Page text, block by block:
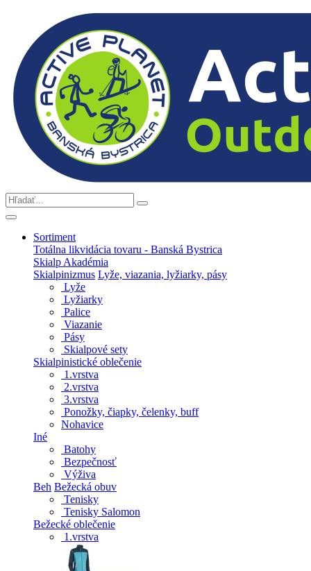
Sortiment
Totálna likvidácia tovaru - Banská Bystrica
Skialp Akadémia
Skialpinizmus Lyže, viazania, lyžiarky, pásy
Lyže
Lyžiarky
Palice
Viazanie
Pásy
Skialpové sety
Skialpinistické oblečenie
1.vrstva
2.vrstva
3.vrstva
Ponožky, čiapky, čelenky, buff
Nohavice
Iné
Batohy
Bezpečnosť
Výživa
Beh Bežecká obuv
Tenisky
Tenisky Salomon
Bežecké oblečenie
1.vrstva